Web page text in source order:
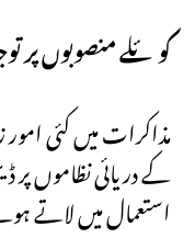
کوئلے منصوبوں پر
مذاکرات میں کئی امور
کے دریائی نظاموں پر
استعمال میں لاتے